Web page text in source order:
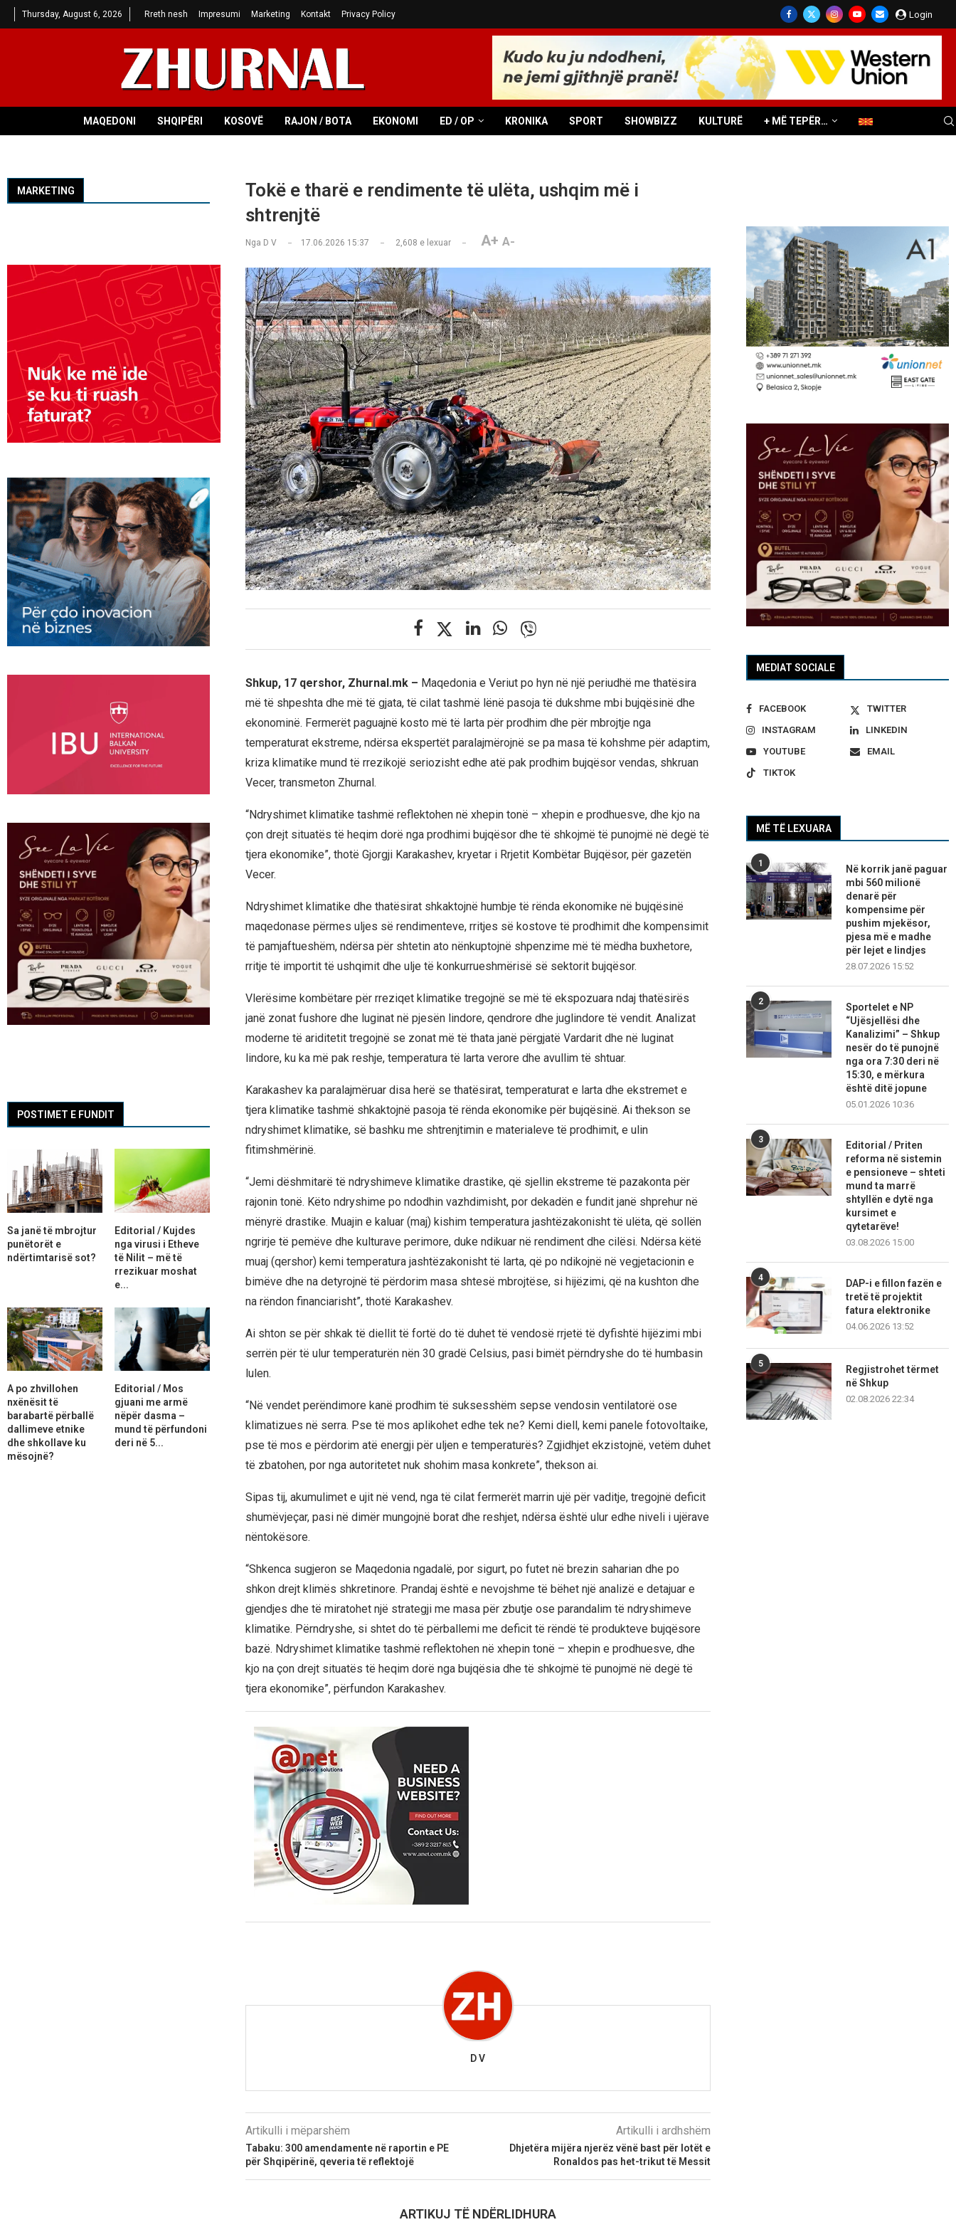
Thursday, August 6, 2026 Rreth nesh Impresumi Marketing Kontakt Privacy Policy Login
MAQEDONI SHQIPËRI KOSOVË RAJON / BOTA EKONOMI ED / OP KRONIKA SPORT SHOWBIZZ KULTURË + MË TEPËR…
Tokë e tharë e rendimente të ulëta, ushqim më i
shtrenjtë
Nga D V 17.06.2026 15:37 2,608 e lexuar A+ A-
Shkup, 17 qershor, Zhurnal.mk – Maqedonia e Veriut po hyn në një periudhë me thatësira
më të shpeshta dhe më të gjata, të cilat tashmë lënë pasoja të dukshme mbi bujqësinë dhe
ekonominë. Fermerët paguajnë kosto më të larta për prodhim dhe për mbrojtje nga
temperaturat ekstreme, ndërsa ekspertët paralajmërojnë se pa masa të kohshme për adaptim,
kriza klimatike mund të rrezikojë seriozisht edhe atë pak prodhim bujqësor vendas, shkruan
Vecer, transmeton Zhurnal.
“Ndryshimet klimatike tashmë reflektohen në xhepin tonë – xhepin e prodhuesve, dhe kjo na
çon drejt situatës të heqim dorë nga prodhimi bujqësor dhe të shkojmë të punojmë në degë të
tjera ekonomike”, thotë Gjorgji Karakashev, kryetar i Rrjetit Kombëtar Bujqësor, për gazetën
Vecer.
Ndryshimet klimatike dhe thatësirat shkaktojnë humbje të rënda ekonomike në bujqësinë
maqedonase përmes uljes së rendimenteve, rritjes së kostove të prodhimit dhe kompensimit
të pamjaftueshëm, ndërsa për shtetin ato nënkuptojnë shpenzime më të mëdha buxhetore,
rritje të importit të ushqimit dhe ulje të konkurrueshmërisë së sektorit bujqësor.
Vlerësime kombëtare për rreziqet klimatike tregojnë se më të ekspozuara ndaj thatësirës
janë zonat fushore dhe luginat në pjesën lindore, qendrore dhe juglindore të vendit. Analizat
moderne të ariditetit tregojnë se zonat më të thata janë përgjatë Vardarit dhe në luginat
lindore, ku ka më pak reshje, temperatura të larta verore dhe avullim të shtuar.
Karakashev ka paralajmëruar disa herë se thatësirat, temperaturat e larta dhe ekstremet e
tjera klimatike tashmë shkaktojnë pasoja të rënda ekonomike për bujqësinë. Ai thekson se
ndryshimet klimatike, së bashku me shtrenjtimin e materialeve të prodhimit, e ulin
fitimshmërinë.
“Jemi dëshmitarë të ndryshimeve klimatike drastike, që sjellin ekstreme të pazakonta për
rajonin tonë. Këto ndryshime po ndodhin vazhdimisht, por dekadën e fundit janë shprehur në
mënyrë drastike. Muajin e kaluar (maj) kishim temperatura jashtëzakonisht të ulëta, që sollën
ngrirje të pemëve dhe kulturave perimore, duke ndikuar në rendiment dhe cilësi. Ndërsa këtë
muaj (qershor) kemi temperatura jashtëzakonisht të larta, që po ndikojnë në vegjetacionin e
bimëve dhe na detyrojnë të përdorim masa shtesë mbrojtëse, si hijëzimi, që na kushton dhe
na rëndon financiarisht”, thotë Karakashev.
Ai shton se për shkak të diellit të fortë do të duhet të vendosë rrjetë të dyfishtë hijëzimi mbi
serrën për të ulur temperaturën nën 30 gradë Celsius, pasi bimët përndryshe do të humbasin
lulen.
“Në vendet perëndimore kanë prodhim të suksesshëm sepse vendosin ventilatorë ose
klimatizues në serra. Pse të mos aplikohet edhe tek ne? Kemi diell, kemi panele fotovoltaike,
pse të mos e përdorim atë energji për uljen e temperaturës? Zgjidhjet ekzistojnë, vetëm duhet
të zbatohen, por nga autoritetet nuk shohim masa konkrete”, thekson ai.
Sipas tij, akumulimet e ujit në vend, nga të cilat fermerët marrin ujë për vaditje, tregojnë deficit
shumëvjeçar, pasi në dimër mungojnë borat dhe reshjet, ndërsa është ulur edhe niveli i ujërave
nëntokësore.
“Shkenca sugjeron se Maqedonia ngadalë, por sigurt, po futet në brezin saharian dhe po
shkon drejt klimës shkretinore. Prandaj është e nevojshme të bëhet një analizë e detajuar e
gjendjes dhe të miratohet një strategji me masa për zbutje ose parandalim të ndryshimeve
klimatike. Përndryshe, si shtet do të përballemi me deficit të rëndë të produkteve bujqësore
bazë. Ndryshimet klimatike tashmë reflektohen në xhepin tonë – xhepin e prodhuesve, dhe
kjo na çon drejt situatës të heqim dorë nga bujqësia dhe të shkojmë të punojmë në degë të
tjera ekonomike”, përfundon Karakashev.
D V
Artikulli i mëparshëm
Tabaku: 300 amendamente në raportin e PE
për Shqipërinë, qeveria të reflektojë
Artikulli i ardhshëm
Dhjetëra mijëra njerëz vënë bast për lotët e
Ronaldos pas het-trikut të Messit
ARTIKUJ TË NDËRLIDHURA
MEDIAT SOCIALE
FACEBOOK
TWITTER
INSTAGRAM
LINKEDIN
YOUTUBE
EMAIL
TIKTOK
MË TË LEXUARA
1
Në korrik janë paguar
mbi 560 milionë
denarë për
kompensime për
pushim mjekësor,
pjesa më e madhe
për lejet e lindjes
28.07.2026 15:52
2
Sportelet e NP
“Ujësjellësi dhe
Kanalizimi” – Shkup
nesër do të punojnë
nga ora 7:30 deri në
15:30, e mërkura
është ditë jopune
05.01.2026 10:36
3
Editorial / Priten
reforma në sistemin
e pensioneve – shteti
mund ta marrë
shtyllën e dytë nga
kursimet e
qytetarëve!
03.08.2026 15:00
4
DAP-i e fillon fazën e
tretë të projektit
fatura elektronike
04.06.2026 13:52
5
Regjistrohet tërmet
në Shkup
02.08.2026 22:34
MARKETING
POSTIMET E FUNDIT
Sa janë të mbrojtur
punëtorët e
ndërtimtarisë sot?
Editorial / Kujdes
nga virusi i Etheve
të Nilit – më të
rrezikuar moshat
e...
A po zhvillohen
nxënësit të
barabartë përballë
dallimeve etnike
dhe shkollave ku
mësojnë?
Editorial / Mos
gjuani me armë
nëpër dasma –
mund të përfundoni
deri në 5...